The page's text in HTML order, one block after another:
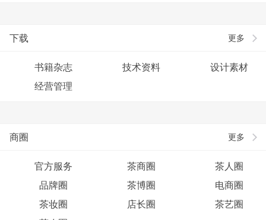
更多
下载
书籍杂志 技术资料
设计素材
经营管理
更多
商圈
官方服务 茶商圈
茶人圈
品牌圈
茶博圈
电商圈
茶妆圈
店长圈
茶艺圈